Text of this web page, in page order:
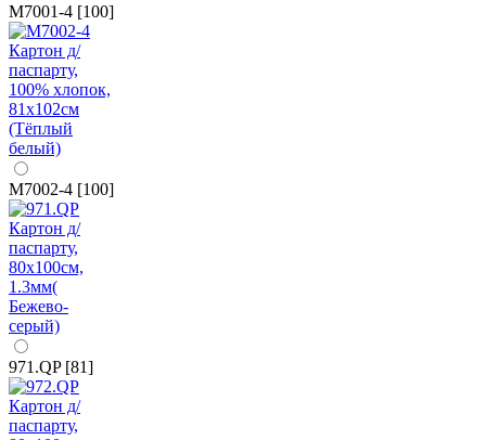
M7001-4 [100]
M7002-4 [100]
971.QP [81]